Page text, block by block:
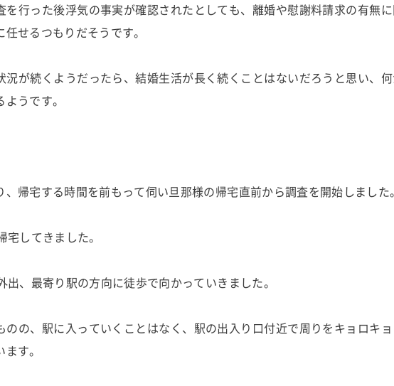
を行った後浮気の事実が確認されたとしても、離婚や慰謝料請求の有無
せるつもりだそうです。
況が続くようだったら、結婚生活が長く続くことはないだろうと思い、
うです。
帰宅する時間を前もって伺い旦那様の帰宅直前から調査を開始しました。
してきました。
、最寄り駅の方向に徒歩で向かっていきました。
のの、駅に入っていくことはなく、駅の出入り口付近で周りをキョロキ
す。